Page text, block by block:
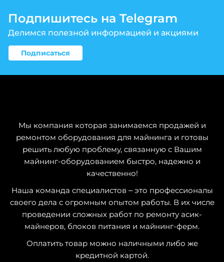
Подпишитесь на Telegram
Делимся полезной информацией и акциями
Подписаться
Мы компания которая занимаемся продажей и
ремонтом оборудования для майнинга и готовы
решить любую проблему, связанную с Вашим
майнинг-оборудованием быстро, надежно и
качественно!
Наша команда специалистов – это профессионалы
своего дела с огромным опытом работы. В их числе
проведении сложных работ по ремонту асик-
майнеров, блоков питания и майнинг-ферм.
Оплатить товар можно наличными либо же
кредитной картой.